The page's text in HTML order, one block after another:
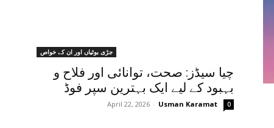
جڑی بوٹیاں اور ان کے خواص
چیا سیڈز: صحت، توانائی اور فلاح و
بہبود کے لیے ایک بہترین سپر فوڈ
Usman Karamat
-
April 22, 2026 0